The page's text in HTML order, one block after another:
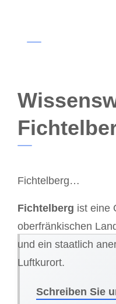
Fichtelberg…
Fichtelberg ist eine
oberfränkischen
und ein staatlich
Luftkurort.
Schreiben Sie